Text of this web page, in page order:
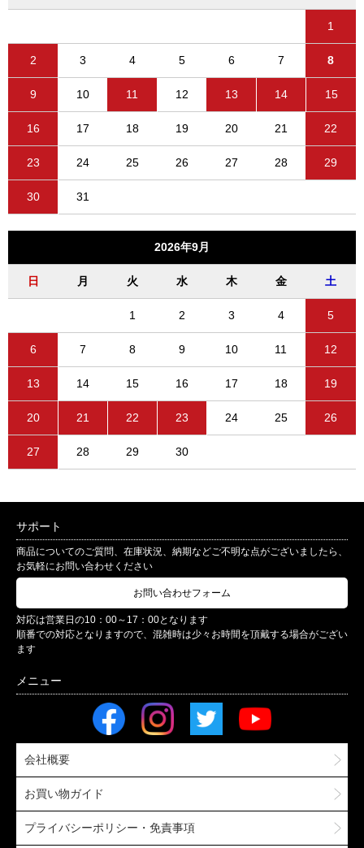
1
2 3 4 5 6 7 8
9 10 11 12 13 14 15
16 17 18 19 20 21 22
23 24 25 26 27 28 29
30 31
2026年9月
日 月 火 水 木 金 土
1 2 3 4 5
6 7 8 9 10 11 12
13 14 15 16 17 18 19
20 21 22 23 24 25 26
27 28 29 30
サポート
商品についてのご質問、在庫状況、納期などご不明な点がございましたら、
お気軽にお問い合わせください
お問い合わせフォーム
対応は営業日の10：00～17：00となります
順番での対応となりますので、混雑時は少々お時間を頂戴する場合がござい
ます
会社概要
お買い物ガイド
プライバシーポリシー・免責事項